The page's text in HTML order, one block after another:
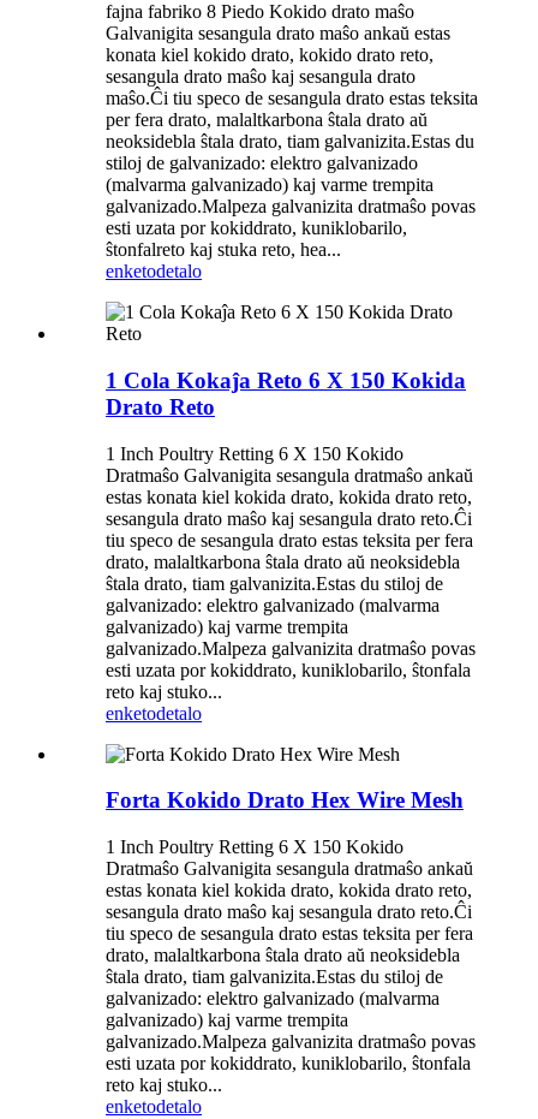
fajna fabriko 8 Piedo Kokido drato maŝo
Galvanigita sesangula drato maŝo ankaŭ estas
konata kiel kokido drato, kokido drato reto,
sesangula drato maŝo kaj sesangula drato
maŝo.Ĉi tiu speco de sesangula drato estas teksita
per fera drato, malaltkarbona ŝtala drato aŭ
neoksidebla ŝtala drato, tiam galvanizita.Estas du
stiloj de galvanizado: elektro galvanizado
(malvarma galvanizado) kaj varme trempita
galvanizado.Malpeza galvanizita dratmaŝo povas
esti uzata por kokiddrato, kuniklobarilo,
ŝtonfalreto kaj stuka reto, hea...
enketodetalo
1 Cola Kokaĵa Reto 6 X 150 Kokida
Drato Reto
1 Inch Poultry Retting 6 X 150 Kokido
Dratmaŝo Galvanigita sesangula dratmaŝo ankaŭ
estas konata kiel kokida drato, kokida drato reto,
sesangula drato maŝo kaj sesangula drato reto.Ĉi
tiu speco de sesangula drato estas teksita per fera
drato, malaltkarbona ŝtala drato aŭ neoksidebla
ŝtala drato, tiam galvanizita.Estas du stiloj de
galvanizado: elektro galvanizado (malvarma
galvanizado) kaj varme trempita
galvanizado.Malpeza galvanizita dratmaŝo povas
esti uzata por kokiddrato, kuniklobarilo, ŝtonfala
reto kaj stuko...
enketodetalo
Forta Kokido Drato Hex Wire Mesh
1 Inch Poultry Retting 6 X 150 Kokido
Dratmaŝo Galvanigita sesangula dratmaŝo ankaŭ
estas konata kiel kokida drato, kokida drato reto,
sesangula drato maŝo kaj sesangula drato reto.Ĉi
tiu speco de sesangula drato estas teksita per fera
drato, malaltkarbona ŝtala drato aŭ neoksidebla
ŝtala drato, tiam galvanizita.Estas du stiloj de
galvanizado: elektro galvanizado (malvarma
galvanizado) kaj varme trempita
galvanizado.Malpeza galvanizita dratmaŝo povas
esti uzata por kokiddrato, kuniklobarilo, ŝtonfala
reto kaj stuko...
enketodetalo